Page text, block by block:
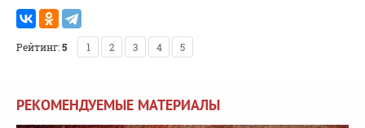
Рейтинг:5 1 2 3 4 5
РЕКОМЕНДУЕМЫЕ МАТЕРИАЛЫ